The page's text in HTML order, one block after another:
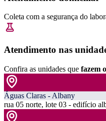
Coleta com a segurança do
Atendimento nas
Confira as unidades que fazem
Águas Claras - Albany
rua 05 norte, lote 03 - edifício